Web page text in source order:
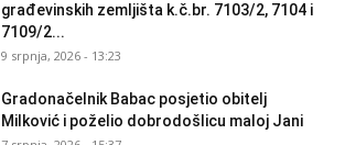
građevinskih zemljišta k.č.br. 7103/2, 7104 i
7109/2...
9 srpnja, 2026 - 13:23
Gradonačelnik Babac posjetio obitelj
Milković i poželio dobrodošlicu maloj Jani